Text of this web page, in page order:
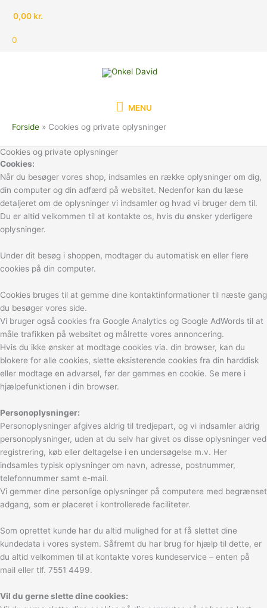
0,00kr.
0
MENU
MENU
Forside Cookies og private oplysninger
Cookies og private oplysninger
Cookies:
Når du besøger vores shop, indsamles en række oplysninger om dig,
din computer og din adfærd på websitet. Nedenfor kan du læse
detaljeret om de oplysninger vi indsamler og hvad vi bruger dem til.
Du er altid velkommen til at kontakte os, hvis du ønsker yderligere
oplysninger.
Under dit besøg i shoppen, modtager du automatisk en eller flere
cookies på din computer.
Cookies bruges til at gemme dine kontaktinformationer til næste gang
du besøger vores side.
Vi bruger også cookies fra Google Analytics og Google AdWords til at
måle trafikken på websitet og målrette vores annoncering.
Hvis du ikke ønsker at modtage cookies via. din browser, kan du
blokere for alle cookies, slette eksisterende cookies fra din harddisk
eller modtage en advarsel, før der gemmes en cookie. Se mere i
hjælpefunktionen i din browser.
Personoplysninger:
Personoplysninger afgives aldrig til tredjepart, og vi indsamler aldrig
personoplysninger, uden at du selv har givet os disse oplysninger ved
registrering, køb eller deltagelse i en undersøgelse m.v. Her
indsamles typisk oplysninger om navn, adresse, postnummer,
telefonnummer samt e-mail.
Vi gemmer dine personlige oplysninger på computere med begrænset
adgang, som er placeret i kontrollerede faciliteter.
Som oprettet kunde har du altid mulighed for at få slettet dine
kundedata i vores system. Såfremt du har brug for hjælp til dette, er
du altid velkommen til at kontakte vores kundeservice – enten på
mail eller tlf. 7551 4499.
Vil du gerne slette dine cookies: